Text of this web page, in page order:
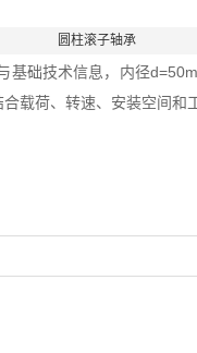
圆柱滚子轴承
础技术信息，内径
载荷、转速、安装空间和